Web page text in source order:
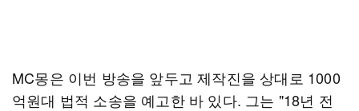
MC몽은 이번 방송을 앞두고 제작진을 상대로 1000
억원대 법적 소송을 예고한 바 있다. 그는 "18년 전